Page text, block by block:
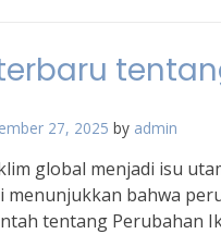
27, 2025 by admin
global menjadi isu
bahwa
tentang Perubahan